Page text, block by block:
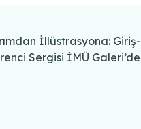
İllüstrasyona: Giriş-
Sergisi İMÜ Galeri’de